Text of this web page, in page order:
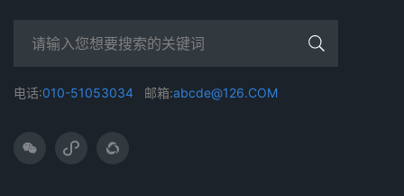
电话:010-51053034 邮箱:abcde@126.COM